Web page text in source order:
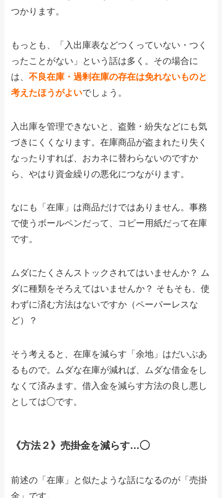
つかります。
もっとも、「入出庫表などつくっていない・つく
ったことがない」という話は多く。その場合に
は、不良在庫・過剰在庫の存在は免れないものと
考えたほうがよいでしょう。
入出庫を管理できないと、盗難・紛失などにも気
づきにくくなります。在庫商品が盗まれたり失く
なったりすれば、おカネに替わらないのですか
ら、やはり資金繰りの悪化につながります。
なにも「在庫」は商品だけではありません。事務
で使うボールペンだって、コピー用紙だって在庫
です。
ムダにたくさんストックされてはいませんか？ ム
ダに種類をそろえてはいませんか？ そもそも、使
わずに済む方法はないですか（ペーパーレスな
ど）？
そう考えると、在庫を減らす「余地」はだいぶあ
るもので。ムダな在庫が減れば、ムダな借金をし
なくて済みます。借入金を減らす方法の良し悪し
としては◯です。
《方法２》売掛金を減らす…◯
前述の「在庫」と似たような話になるのが「売掛
金」です。